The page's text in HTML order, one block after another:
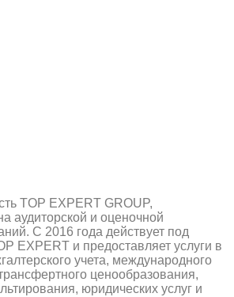
TOP EXPERT GROUP,
аудиторской и оценочной
С 2016 года действует под
EXPERT и предоставляет услуги в
учета, международного
ценообразования,
юридических услуг и